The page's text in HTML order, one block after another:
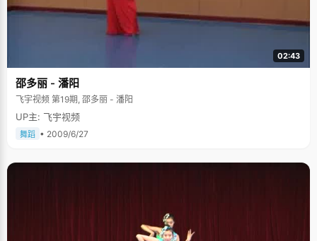
02:43
邵多丽 - 潘阳
飞宇视频 第19期, 邵多丽 - 潘阳
UP主: 飞宇视频
舞蹈 • 2009/6/27